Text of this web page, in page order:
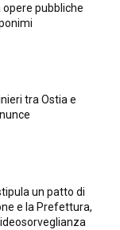
opere pubbliche
tra Ostia e
un patto di
e la Prefettura,